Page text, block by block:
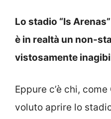
Lo stadio “Is
è in realtà un non-
vistosamente
Eppure c’è chi,
voluto aprire lo